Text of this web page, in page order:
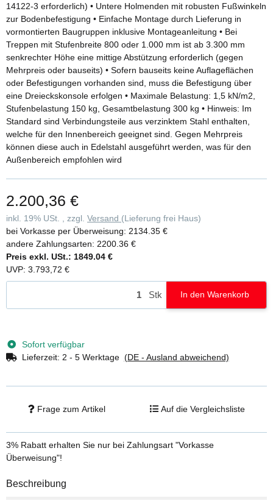
14122-3 erforderlich) • Untere Holmenden mit robusten Fußwinkeln
zur Bodenbefestigung • Einfache Montage durch Lieferung in
vormontierten Baugruppen inklusive Montageanleitung • Bei
Treppen mit Stufenbreite 800 oder 1.000 mm ist ab 3.300 mm
senkrechter Höhe eine mittige Abstützung erforderlich (gegen
Mehrpreis oder bauseits) • Sofern bauseits keine Auflageflächen
oder Befestigungen vorhanden sind, muss die Befestigung über
eine Dreieckskonsole erfolgen • Maximale Belastung: 1,5 kN/m2,
Stufenbelastung 150 kg, Gesamtbelastung 300 kg • Hinweis: Im
Standard sind Verbindungsteile aus verzinktem Stahl enthalten,
welche für den Innenbereich geeignet sind. Gegen Mehrpreis
können diese auch in Edelstahl ausgeführt werden, was für den
Außenbereich empfohlen wird
2.200,36 €
inkl. 19% USt. , zzgl. Versand (Lieferung frei Haus)
bei Vorkasse per Überweisung: 2134.35 €
andere Zahlungsarten: 2200.36 €
Preis exkl. USt.: 1849.04 €
UVP: 3.793,72 €
Stk In den Warenkorb
Sofort verfügbar
Lieferzeit: 2 - 5 Werktage (DE - Ausland abweichend)
Frage zum Artikel Auf die Vergleichsliste
3% Rabatt erhalten Sie nur bei Zahlungsart "Vorkasse
Überweisung"!
Beschreibung